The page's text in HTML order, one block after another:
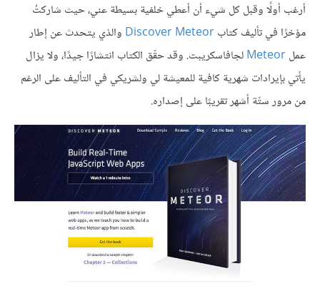
أرغب أولًا وقبل كل شيء أن أعطي خلفية بسيطة عني، حيث شاركتُ
مؤخرًا في تأليف كتابDiscover Meteor والذي يتحدث عن إطار
عملMeteorلجافاسكريبت. وقد حقّق الكتاب انتشارًا جيدًا، ولا يزال
يأتي بإيرادات شهرية كافية للمعيشة لي ولشريكي في التأليف على الرغم
من مرور ستّة أشهر تقريبًا على إصداره.